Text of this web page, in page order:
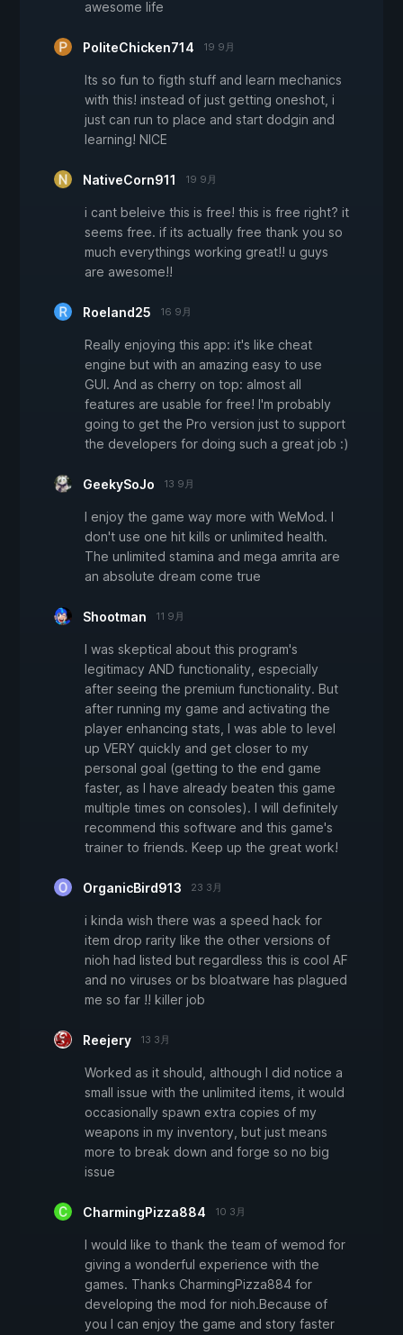
awesome life
PoliteChicken714 19 9月
Its so fun to figth stuff and learn mechanics
with this! instead of just getting oneshot, i
just can run to place and start dodgin and
learning! NICE
NativeCorn911 19 9月
i cant beleive this is free! this is free right? it
seems free. if its actually free thank you so
much everythings working great!! u guys
are awesome!!
Roeland25 16 9月
Really enjoying this app: it's like cheat
engine but with an amazing easy to use
GUI. And as cherry on top: almost all
features are usable for free! I'm probably
going to get the Pro version just to support
the developers for doing such a great job :)
GeekySoJo 13 9月
I enjoy the game way more with WeMod. I
don't use one hit kills or unlimited health.
The unlimited stamina and mega amrita are
an absolute dream come true
Shootman 11 9月
I was skeptical about this program's
legitimacy AND functionality, especially
after seeing the premium functionality. But
after running my game and activating the
player enhancing stats, I was able to level
up VERY quickly and get closer to my
personal goal (getting to the end game
faster, as I have already beaten this game
multiple times on consoles). I will definitely
recommend this software and this game's
trainer to friends. Keep up the great work!
OrganicBird913 23 3月
i kinda wish there was a speed hack for
item drop rarity like the other versions of
nioh had listed but regardless this is cool AF
and no viruses or bs bloatware has plagued
me so far !! killer job
Reejery 13 3月
Worked as it should, although I did notice a
small issue with the unlimited items, it would
occasionally spawn extra copies of my
weapons in my inventory, but just means
more to break down and forge so no big
issue
CharmingPizza884 10 3月
I would like to thank the team of wemod for
giving a wonderful experience with the
games. Thanks CharmingPizza884 for
developing the mod for nioh.Because of
you I can enjoy the game and story faster